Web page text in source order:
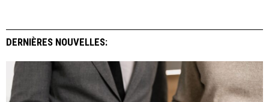
DERNIÈRES NOUVELLES: